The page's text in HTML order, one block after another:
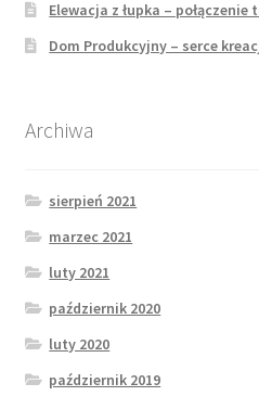
Elewacja z łupka –
Dom Produkcyjny – serce
Archiwa
sierpień 2021
marzec 2021
luty 2021
październik 2020
luty 2020
październik 2019